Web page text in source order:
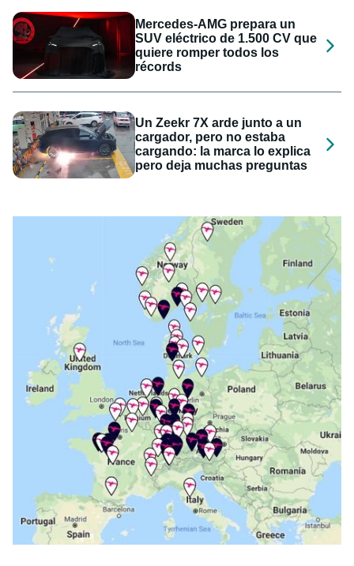
Mercedes-AMG prepara un
SUV eléctrico de 1.500 CV que
quiere romper todos los
récords
Un Zeekr 7X arde junto a un
cargador, pero no estaba
cargando: la marca lo explica
pero deja muchas preguntas